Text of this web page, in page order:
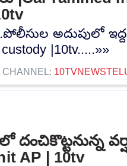
అదుపులో
|10tv.....»»
CHANNEL:
దంచికొట్టనున్న
AP | 10tv